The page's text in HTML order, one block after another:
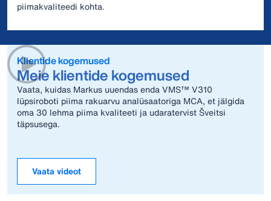
piimakvaliteedi kohta.
Klientide kogemused
Meie klientide kogemused
Vaata, kuidas Markus uuendas enda VMS™ V310
lüpsiroboti piima rakuarvu analüsaatoriga MCA, et jälgida
oma 30 lehma piima kvaliteeti ja udaratervist Šveitsi
täpsusega.
Vaata videot